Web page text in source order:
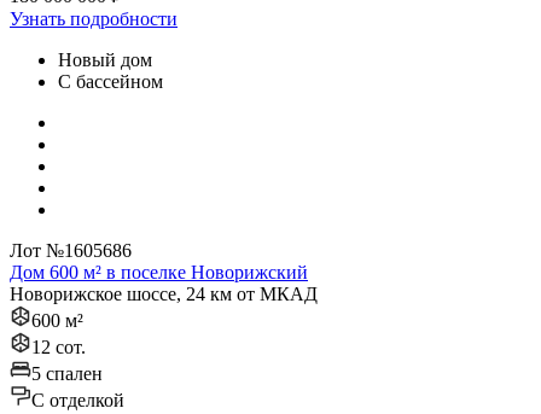
Узнать подробности
Новый дом
С бассейном
Лот №1605686
Дом 600 м² в поселке Новорижский
Новорижское шоссе, 24 км от МКАД
600 м²
12 сот.
5 спален
C отделкой